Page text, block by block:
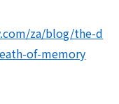
za/blog/the-d
of-memory